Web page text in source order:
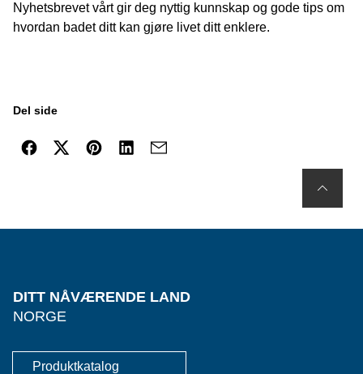
Nyhetsbrevet vårt gir deg nyttig kunnskap og gode tips om
hvordan badet ditt kan gjøre livet ditt enklere.
Del side
DITT NÅVÆRENDE LAND
NORGE
Produktkatalog